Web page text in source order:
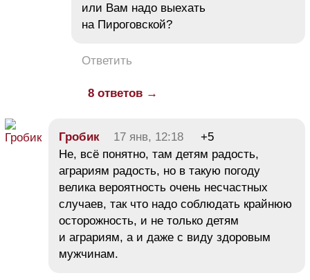
или Вам надо выехать
на Пироговской?
Ответить
8 ответов →
Гробик 17 янв, 12:18
+5
Не, всё понятно, там детям радость,
аграриям радость, но в такую погоду
велика вероятность очень несчастных
случаев, так что надо соблюдать крайнюю
осторожность, и не только детям
и аграриям, а и даже с виду здоровым
мужчинам.